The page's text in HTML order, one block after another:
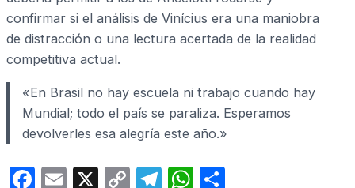
confirmar si el análisis de Vinícius era una maniobra
de distracción o una lectura acertada de la realidad
competitiva actual.
«En Brasil no hay escuela ni trabajo cuando hay
Mundial; todo el país se paraliza. Esperamos
devolverles esa alegría este año.»
F
E
X
C
T
W